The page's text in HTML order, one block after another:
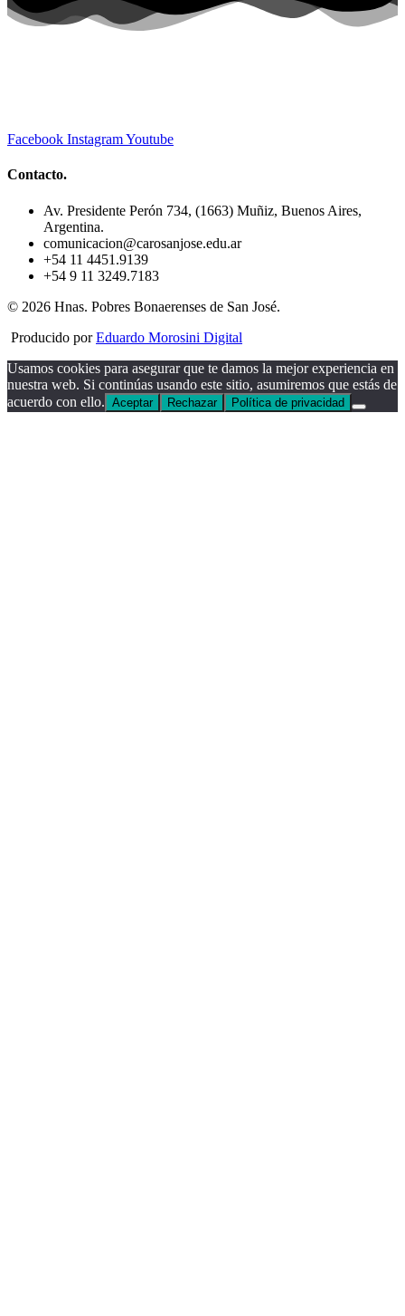
Facebook InstagramYoutube
Contacto.
Av. Presidente Perón 734, (1663) Muñiz, Buenos Aires,
Argentina.
comunicacion@carosanjose.edu.ar
+54 11 4451.9139
+54 9 11 3249.7183
© 2026 Hnas. Pobres Bonaerenses de San José.
Producido porEduardo Morosini Digital
Usamos cookies para asegurar que te damos la mejor experiencia en
nuestra web. Si continúas usando este sitio, asumiremos que estás de
acuerdo con ello. Aceptar Rechazar Política de privacidad